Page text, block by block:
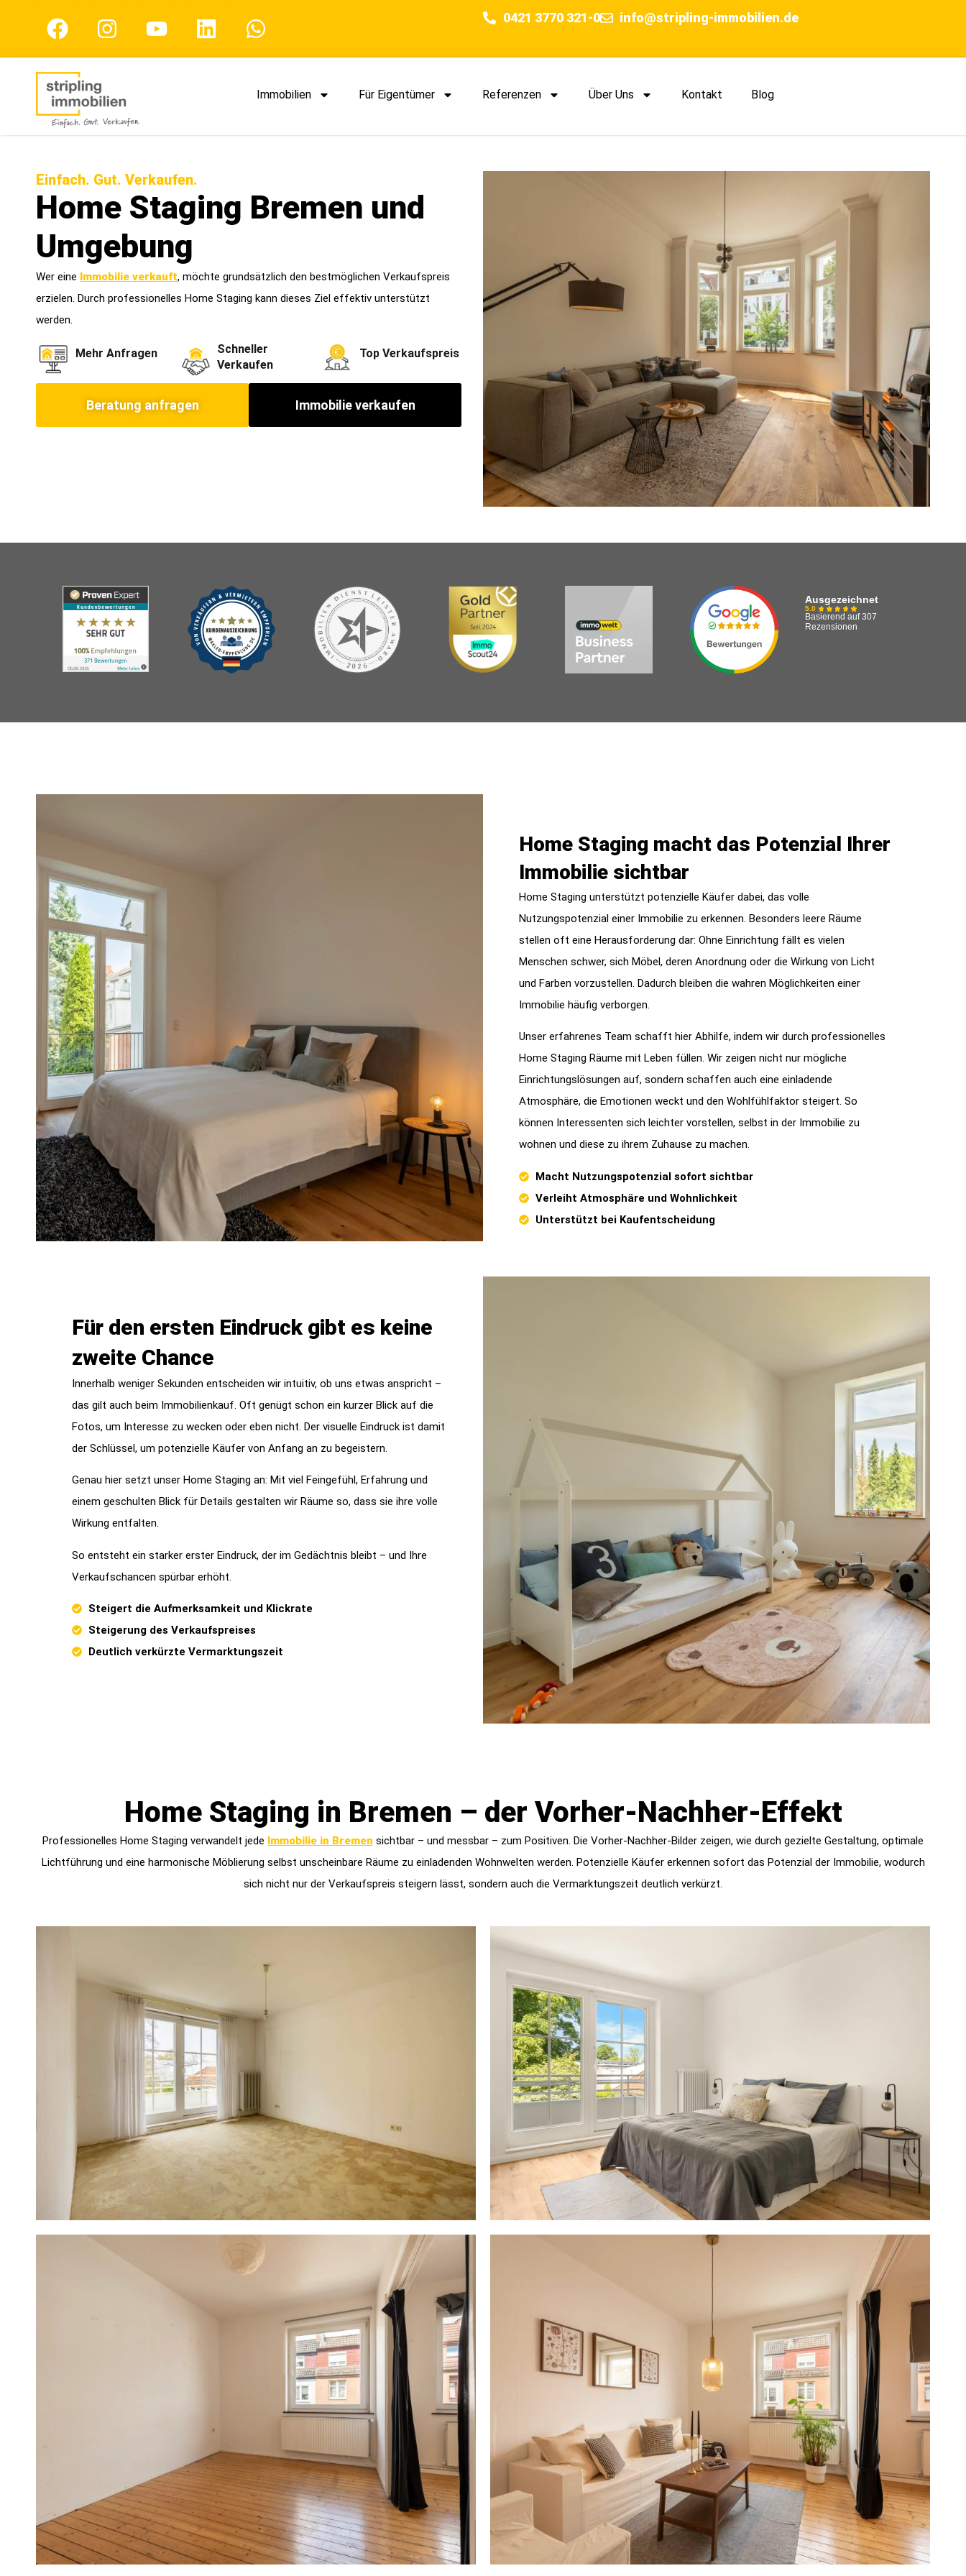
0421 3770 321-0 info@stripling-immobilien.de
Immobilien Für Eigentümer Referenzen Über Uns Kontakt Blog
Einfach. Gut. Verkaufen.
Home Staging Bremen und
Umgebung
Wer eine Immobilie verkauft, möchte grundsätzlich den bestmöglichen Verkaufspreis
erzielen. Durch professionelles Home Staging kann dieses Ziel effektiv unterstützt
werden.
Mehr Anfragen
Schneller
Verkaufen
Top Verkaufspreis
Beratung anfragen Immobilie verkaufen
Ausgezeichnet
5.0
Basierend auf 307
Rezensionen
Home Staging macht das Potenzial Ihrer
Immobilie sichtbar
Home Staging unterstützt potenzielle Käufer dabei, das volle
Nutzungspotenzial einer Immobilie zu erkennen. Besonders leere Räume
stellen oft eine Herausforderung dar: Ohne Einrichtung fällt es vielen
Menschen schwer, sich Möbel, deren Anordnung oder die Wirkung von Licht
und Farben vorzustellen. Dadurch bleiben die wahren Möglichkeiten einer
Immobilie häufig verborgen.
Unser erfahrenes Team schafft hier Abhilfe, indem wir durch professionelles
Home Staging Räume mit Leben füllen. Wir zeigen nicht nur mögliche
Einrichtungslösungen auf, sondern schaffen auch eine einladende
Atmosphäre, die Emotionen weckt und den Wohlfühlfaktor steigert. So
können Interessenten sich leichter vorstellen, selbst in der Immobilie zu
wohnen und diese zu ihrem Zuhause zu machen.
Macht Nutzungspotenzial sofort sichtbar
Verleiht Atmosphäre und Wohnlichkeit
Unterstützt bei Kaufentscheidung
Für den ersten Eindruck gibt es keine
zweite Chance
Innerhalb weniger Sekunden entscheiden wir intuitiv, ob uns etwas anspricht –
das gilt auch beim Immobilienkauf. Oft genügt schon ein kurzer Blick auf die
Fotos, um Interesse zu wecken oder eben nicht. Der visuelle Eindruck ist damit
der Schlüssel, um potenzielle Käufer von Anfang an zu begeistern.
Genau hier setzt unser Home Staging an: Mit viel Feingefühl, Erfahrung und
einem geschulten Blick für Details gestalten wir Räume so, dass sie ihre volle
Wirkung entfalten.
So entsteht ein starker erster Eindruck, der im Gedächtnis bleibt – und Ihre
Verkaufschancen spürbar erhöht.
Steigert die Aufmerksamkeit und Klickrate
Steigerung des Verkaufspreises
Deutlich verkürzte Vermarktungszeit
Home Staging in Bremen – der Vorher-Nachher-Effekt
Professionelles Home Staging verwandelt jede Immobilie in Bremen sichtbar – und messbar – zum Positiven. Die Vorher-Nachher-Bilder zeigen, wie durch gezielte Gestaltung, optimale
Lichtführung und eine harmonische Möblierung selbst unscheinbare Räume zu einladenden Wohnwelten werden. Potenzielle Käufer erkennen sofort das Potenzial der Immobilie, wodurch
sich nicht nur der Verkaufspreis steigern lässt, sondern auch die Vermarktungszeit deutlich verkürzt.